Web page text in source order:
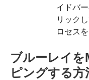
イドバ
リック
ロセス
ブルーレイを
ピングする